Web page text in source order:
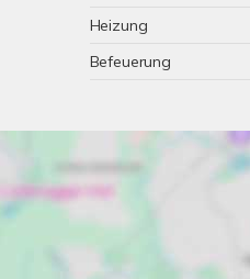
Heizung
Befeuerung